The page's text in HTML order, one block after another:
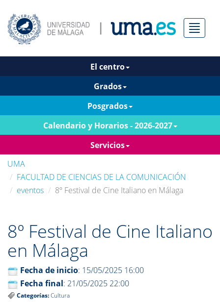
Menú
El centro
Grados
Posgrados
Calendario y Horarios - 2026-2027
Servicios
UMA
FACULTAD DE CIENCIAS DE LA COMUNICACIÓN
eventos
8º Festival de Cine Italiano en Málaga
8º Festival de Cine Italiano
en Málaga
Fecha de inicio: 15/05/2025 16:00
Fecha final: 21/05/2025 22:00
Categorías:Cultura